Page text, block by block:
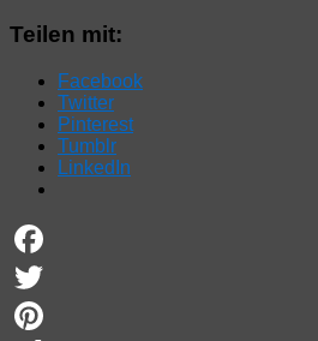
Teilen mit:
Facebook
Twitter
Pinterest
Tumblr
LinkedIn
Facebook
Twitter